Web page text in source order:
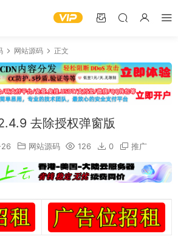
网站源码 正文
去除授权弹窗版
网站源码 126 0 推广